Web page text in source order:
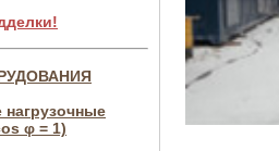
нагрузочные
φ = 1)